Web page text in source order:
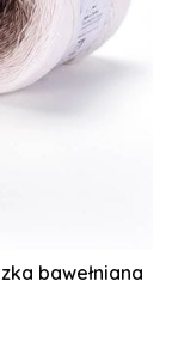
bawełniana